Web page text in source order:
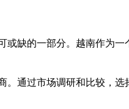
缺的一部分。越南作为
通过市场调研和比较，